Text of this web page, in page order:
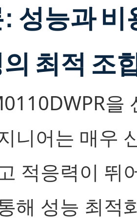
성능과 비
최적 조
을
니어는 매우
적응력이 뛰
해 성능 최적